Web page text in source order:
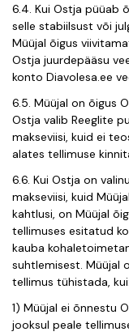
6.4. Kui Ostja püüab
selle stabiilsust või
Müüjal õigus
Ostja juurdepääsu
konto Diavolesa.ee
6.5. Müüjal on õigus
Ostja valib Reeglite
makseviisi, kuid ei
alates tellimuse
6.6. Kui Ostja on
makseviisi, kuid
kahtlusi, on Müüjal
tellimuses esitatud
kauba
suhtlemisest. Müüjal
tellimus tühistada, kui:
1) Müüjal ei õnnestu
jooksul peale